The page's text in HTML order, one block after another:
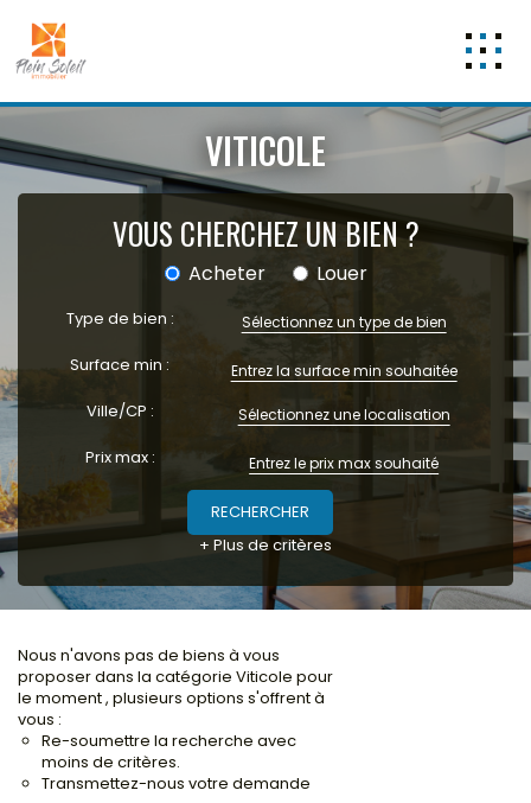
Appartements
A vendre
3 pièces
5 pièces et +
A louer
3 pièces
Maisons
Maison
A louer
Programmes neufs
Les Lots
Locaux commerciaux
Immeubles
VITICOLE
VOUS CHERCHEZ UN BIEN ?
Acheter Louer
Type de bien : Sélectionnez un type de bien
Surface min :
Ville/CP : Sélectionnez une localisation
Prix max :
+ Plus de critères
Nous n'avons pas de biens à vous
proposer dans la catégorie Viticole pour
le moment , plusieurs options s'offrent à
vous :
Re-soumettre la recherche avec
moins de critères.
Transmettez-nous votre demande